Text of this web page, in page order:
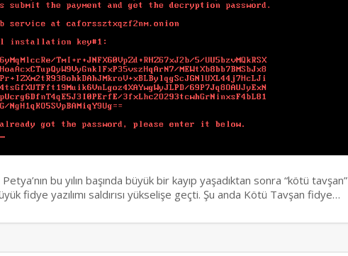
bu yılın başında büyük bir kayıp yaşadıktan sonra “kötü tavşan”
fidye yazılımı saldırısı yükselişe geçti. Şu anda Kötü Tavşan fidye…